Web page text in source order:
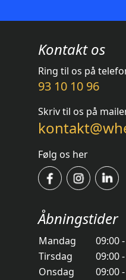
Kontakt os
Ring til os på
93 10 10 96
Skriv til os på
Følg os her
Åbningstider
Mandag
09:00
Tirsdag
09:00
Onsdag
09:00